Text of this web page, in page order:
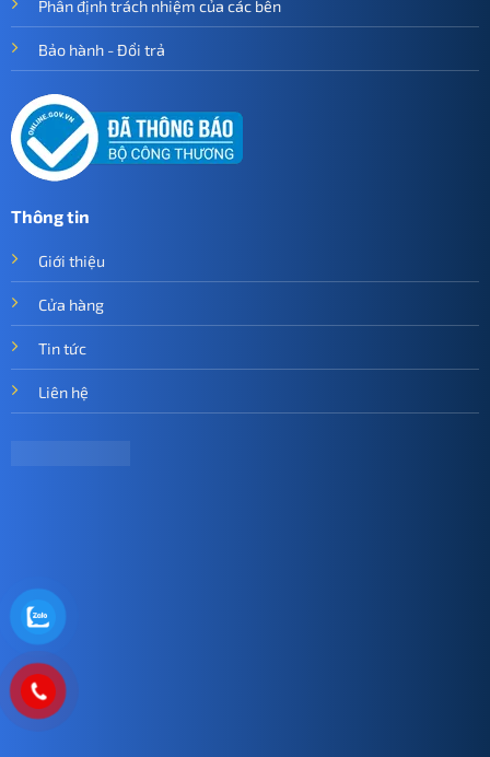
Phân định trách nhiệm của các bên
Bảo hành - Đổi trả
Thông tin
Giới thiệu
Cửa hàng
Tin tức
Liên hệ